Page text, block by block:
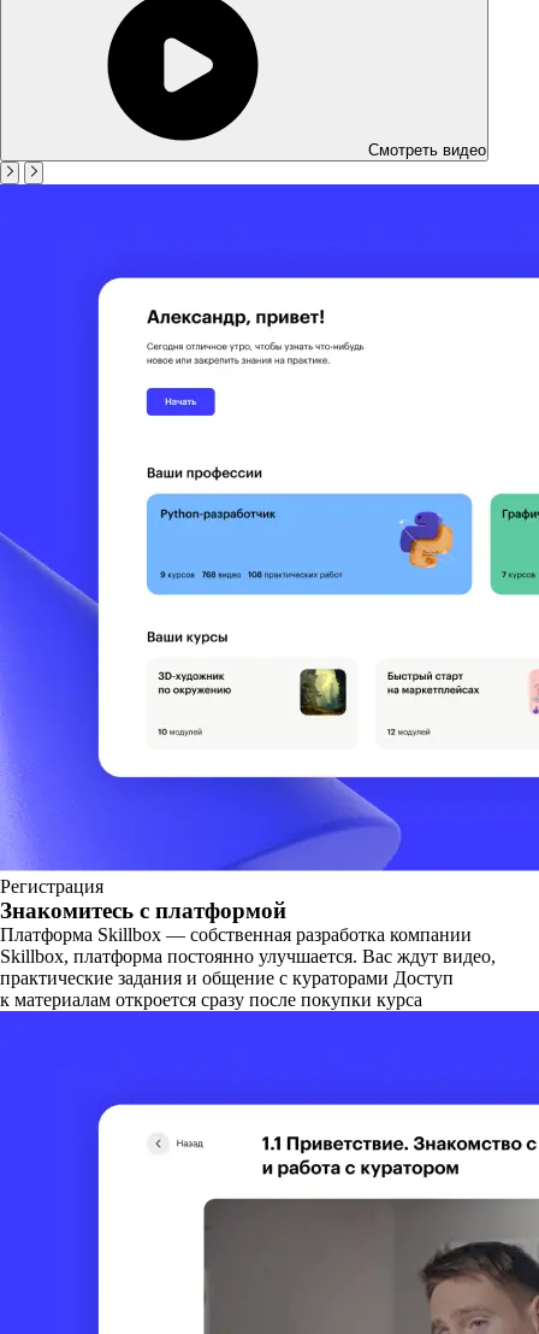
Смотреть видео
Регистрация
Знакомитесь с платформой
Платформа Skillbox — собственная разработка компании
Skillbox, платформа постоянно улучшается. Вас ждут видео,
практические задания и общение с кураторами Доступ
к материалам откроется сразу после покупки курса